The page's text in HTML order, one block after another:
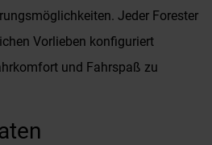
Jeder Forester
Vorlieben konfiguriert
und Fahrspaß zu